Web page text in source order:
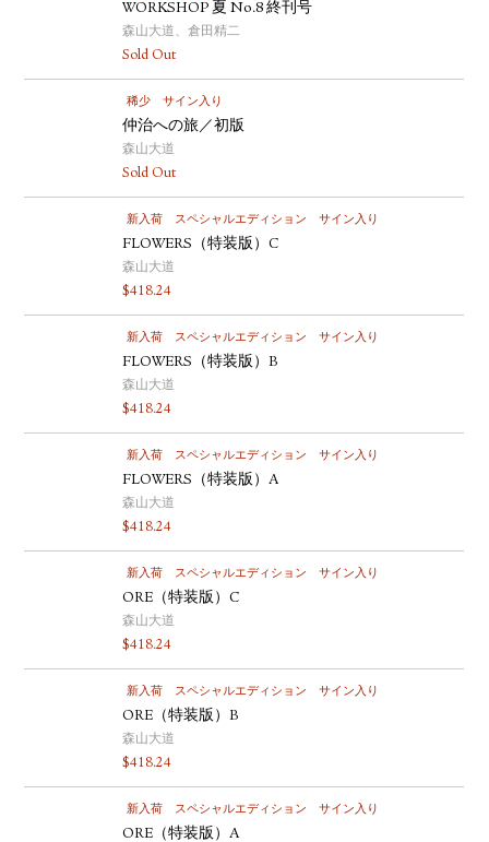
WORKSHOP 夏 No.8 終刊号
森山大道、倉田精二
Sold Out
稀少 サイン入り
仲治への旅／初版
森山大道
Sold Out
新入荷 スペシャルエディション サイン入り
FLOWERS（特装版）C
森山大道
$418.24
新入荷 スペシャルエディション サイン入り
FLOWERS（特装版）B
森山大道
$418.24
新入荷 スペシャルエディション サイン入り
FLOWERS（特装版）A
森山大道
$418.24
新入荷 スペシャルエディション サイン入り
ORE（特装版）C
森山大道
$418.24
新入荷 スペシャルエディション サイン入り
ORE（特装版）B
森山大道
$418.24
新入荷 スペシャルエディション サイン入り
ORE（特装版）A